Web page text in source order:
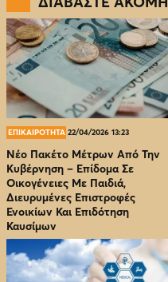
ΕΠΙΚΑΙΡΟΤΗΤΑ 22/04/2026 13:23
Νέο Πακέτο Μέτρων Από Την
Κυβέρνηση – Επίδομα Σε
Οικογένειες Με Παιδιά,
Διευρυμένες Επιστροφές
Ενοικίων Και Επιδότηση
Καυσίμων